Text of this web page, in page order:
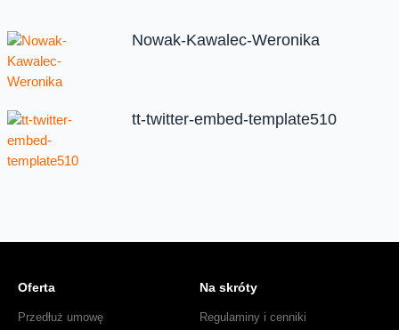
Nowak-Kawalec-Weronika
tt-twitter-embed-template510
Oferta
Przedłuż umowę
Na skróty
Regulaminy i cenniki